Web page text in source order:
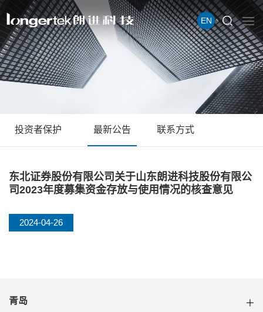
EN
投资者保护 最新公告 联系方式
东北证券股份有限公司关于山东朗进科技股份有限公
司2023年度募集资金存放与使用情况的核查意见
2024-04-26
青岛